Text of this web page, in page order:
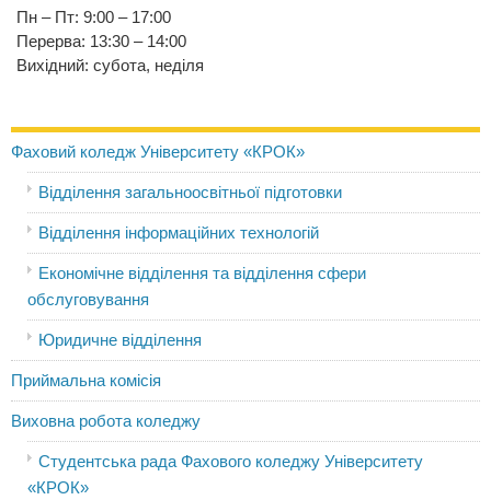
Пн – Пт: 9:00 – 17:00
Перерва: 13:30 – 14:00
Вихідний: субота, неділя
Фаховий коледж Університету «КРОК»
Відділення загальноосвітньої підготовки
Відділення інформаційних технологій
Економічне відділення та відділення сфери
обслуговування
Юридичне відділення
Приймальна комісія
Виховна робота коледжу
Студентська рада Фахового коледжу Університету
«КРОК»